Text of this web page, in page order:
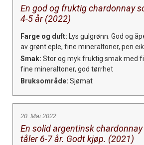
En god og fruktig chardonnay
4-5 år (2022)
Farge og duft: Lys gulgrønn. God og
av grønt eple, fine mineraltoner, pen eik
Smak: Stor og myk fruktig smak med
fine mineraltoner, god tørrhet
Bruksområde: Sjømat
20. Mai 2022
En solid argentinsk
tåler 6-7 år. Godt kjøp. (2021)